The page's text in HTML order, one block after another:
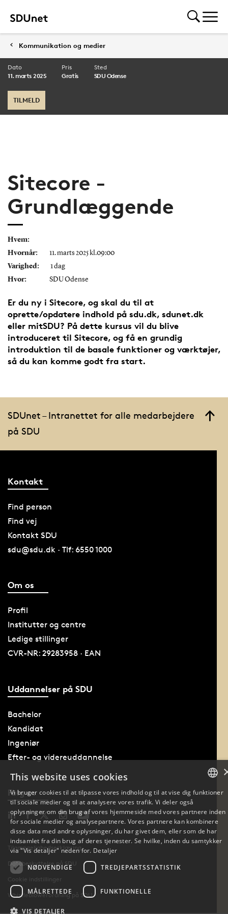
Kommunikation og medier
Dato
11. marts 2025
Pris
Gratis
Sted
SDU Odense
TILMELD
Sitecore -
Grundlæggende
Hvem:
Hvornår:
11. marts 2025 kl.09:00
Varighed:
1 dag
Hvor:
SDU Odense
Er du ny i Sitecore, og skal du til at
oprette/opdatere indhold på sdu.dk, sdunet.dk
eller mitSDU? På dette kursus vil du blive
introduceret til Sitecore, og få en grundig
introduktion til de basale funktioner og værktøjer,
så du kan komme godt fra start.
SDUnet – Intranettet for alle medarbejdere
på SDU
Kontakt
Find person
Find vej
Kontakt SDU
sdu@sdu.dk · Tlf: 6550 1000
Om os
Profil
Institutter og centre
Ledige stillinger
CVR-NR: 29283958 · EAN
Uddannelser på SDU
Bachelor
Kandidat
Ingeniør
Efter- og videreuddannelse
Følg os
Tilgængelighedserklæring
Databeskyttelse på SDU
Cookie indstillinger
Whistleblowerordning på SDU
DANISH
This website uses cookies
Vi bruger cookies til at tilpasse vores indhold og til at vise dig funktioner
til sociale medier og til at analysere vores trafik. Vi deler også
oplysninger om din brug af vores hjemmeside med vores partnere inden
for sociale medier og analysepartnere. Vores partnere kan kombinere
disse data med andre oplysninger, du har givet dem, eller som de har
indsamlet fra din brug af deres tjenester. Se hvilke, inden du samtykker
via "Vis detaljer" neden for. Detaljer
NØDVENDIGE
TREDJEPARTSSTATISTIK
MÅLRETTEDE FUNKTIONELLE
VIS DETALJER